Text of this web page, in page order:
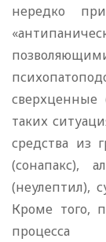
нередко
сверхценные
таких
средства из
(сонапакс),
(неулептил),
Кроме того,
процесса